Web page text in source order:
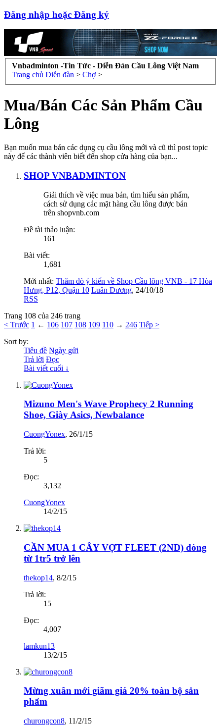
Đăng nhập hoặc Đăng ký
Vnbadminton -Tin Tức - Diễn Đàn Cầu Lông Việt Nam
Trang chủ Diễn đàn > Chợ >
Mua/Bán Các Sản Phẩm Cầu
Lông
Bạn muốn mua bán các dụng cụ cầu lông mới và cũ thì post topic
này để các thành viên biết đến shop cửa hàng của bạn...
SHOP VNBADMINTON
Giải thích về việc mua bán, tìm hiểu sản phẩm,
cách sử dụng các mặt hàng cầu lông được bán
trên shopvnb.com
Đề tài thảo luận:
161
Bài viết:
1,681
Mới nhất: Thăm dò ý kiến về Shop Cầu lông VNB - 17 Hòa
Hưng, P12, Quận 10 Luân Dương, 24/10/18
RSS
Trang 108 của 246 trang
< Trước 1 ← 106 107 108 109 110 → 246 Tiếp >
Sort by:
Tiêu đề Ngày gửi
Trả lời Đọc
Bài viết cuối ↓
Mizuno Men's Wave Prophecy 2 Running
Shoe, Giày Asics, Newbalance
CuongYonex, 26/1/15
Trả lời:
5
Đọc:
3,132
CuongYonex
14/2/15
CẦN MUA 1 CÂY VỢT FLEET (2ND) dòng
từ 1tr5 trở lên
thekop14, 8/2/15
Trả lời:
15
Đọc:
4,007
lamkun13
13/2/15
Mừng xuân mới giãm giá 20% toàn bộ sản
phẩm
churongcon8, 11/2/15